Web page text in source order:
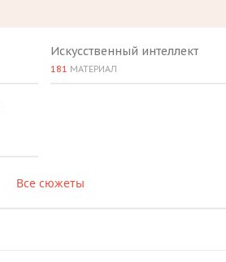
Искусственный интеллект
181 МАТЕРИАЛ
Все сюжеты